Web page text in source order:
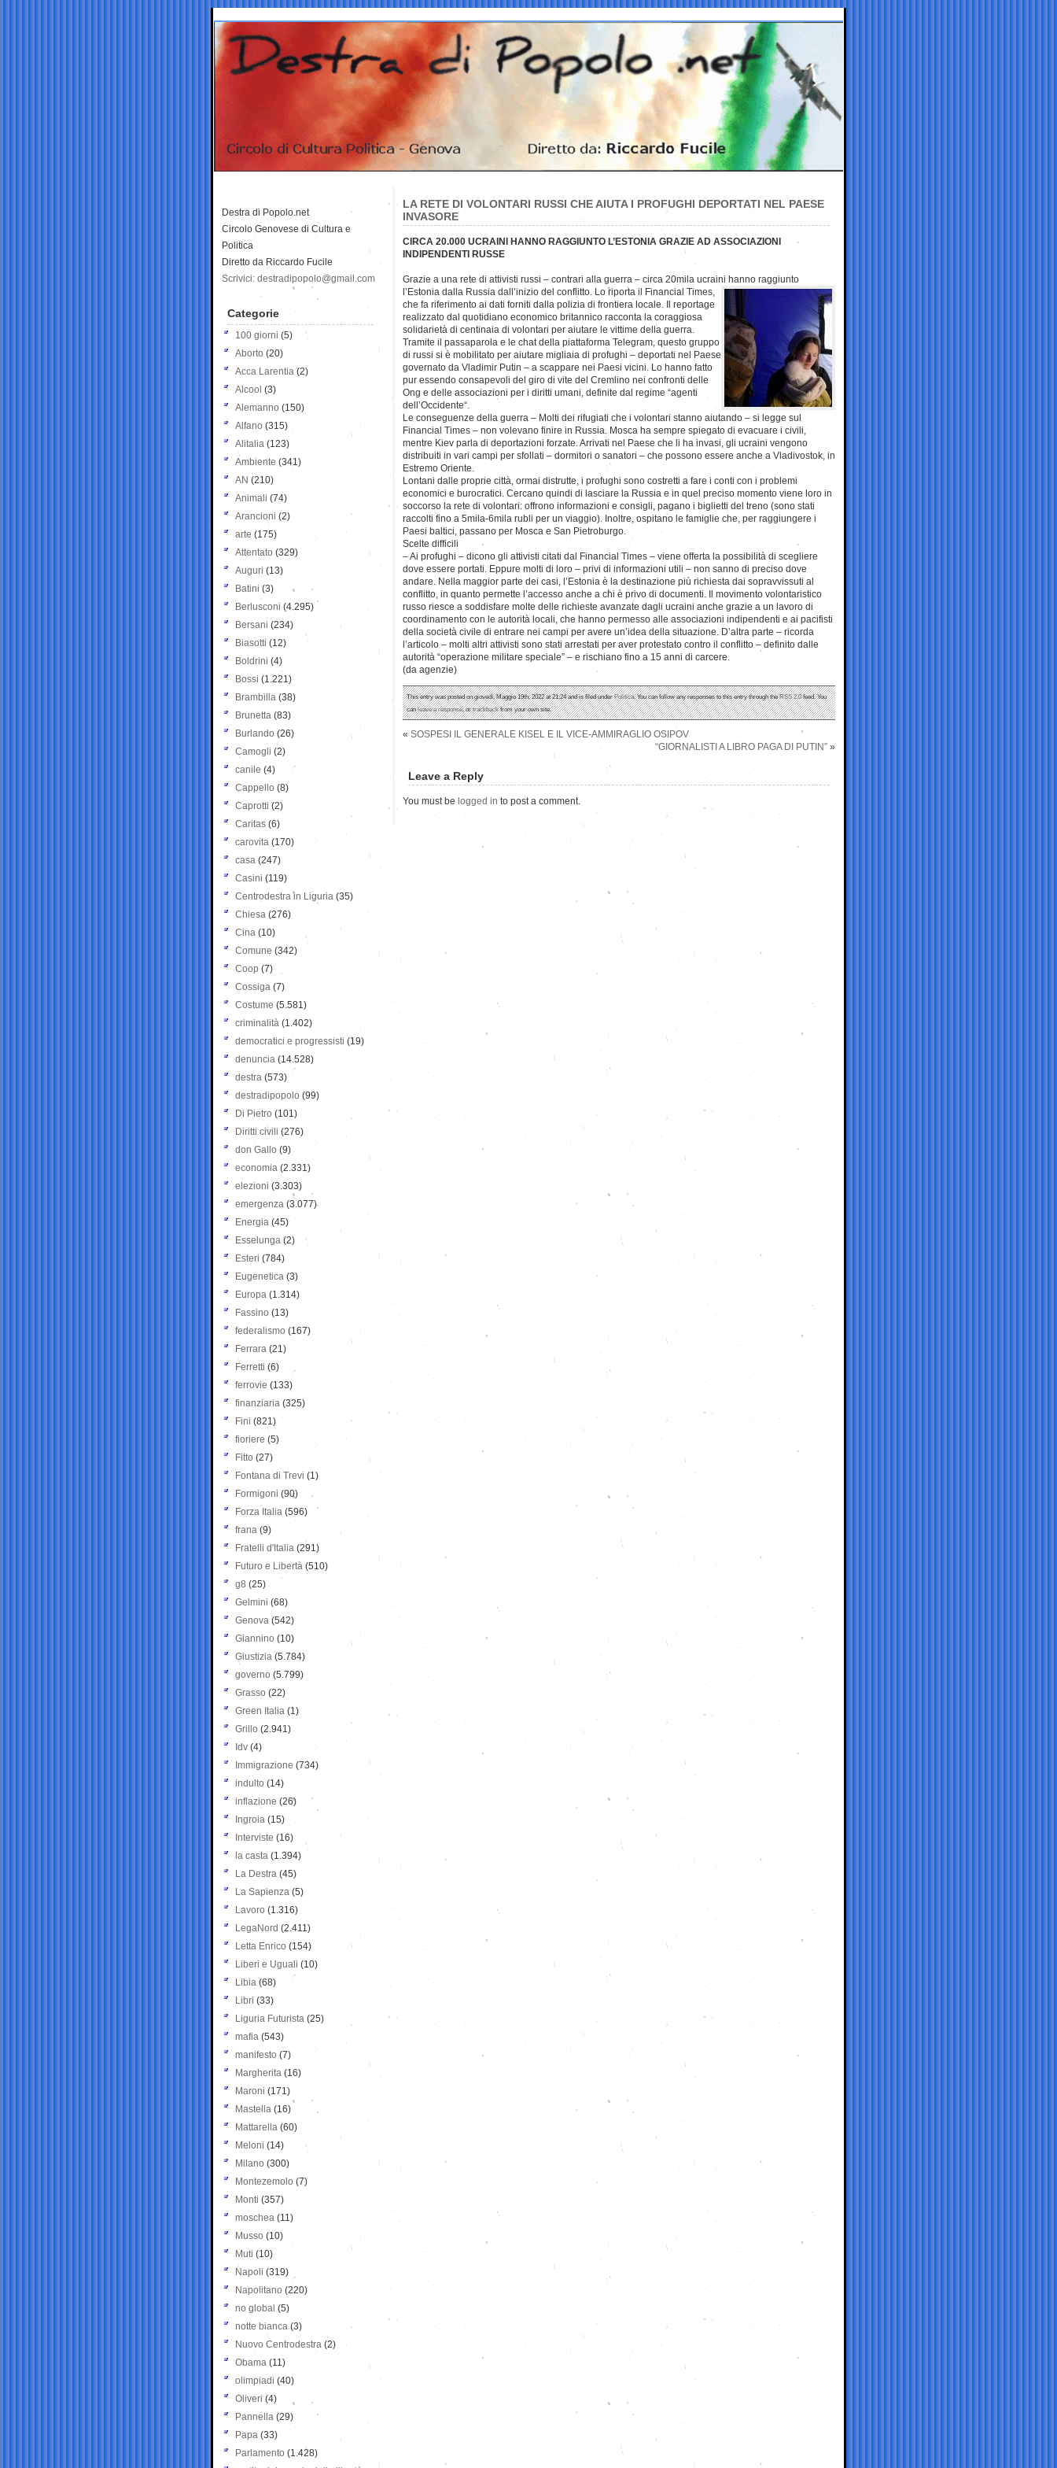
LA RETE DI VOLONTARI RUSSI CHE AIUTA I PROFUGHI DEPORTATI NEL PAESE
INVASORE
CIRCA 20.000 UCRAINI HANNO RAGGIUNTO L’ESTONIA GRAZIE AD ASSOCIAZIONI
INDIPENDENTI RUSSE
Grazie a una rete di attivisti russi – contrari alla guerra – circa 20mila ucraini hanno raggiunto
l’Estonia dalla Russia dall’inizio del conflitto. Lo riporta il Financial Times,
che fa riferimento ai dati forniti dalla polizia di frontiera locale. Il reportage
realizzato dal quotidiano economico britannico racconta la coraggiosa
solidarietà di centinaia di volontari per aiutare le vittime della guerra.
Tramite il passaparola e le chat della piattaforma Telegram, questo gruppo
di russi si è mobilitato per aiutare migliaia di profughi – deportati nel Paese
governato da Vladimir Putin – a scappare nei Paesi vicini. Lo hanno fatto
pur essendo consapevoli del giro di vite del Cremlino nei confronti delle
Ong e delle associazioni per i diritti umani, definite dal regime “agenti
dell’Occidente“.
Le conseguenze della guerra – Molti dei rifugiati che i volontari stanno aiutando – si legge sul
Financial Times – non volevano finire in Russia. Mosca ha sempre spiegato di evacuare i civili,
mentre Kiev parla di deportazioni forzate. Arrivati nel Paese che li ha invasi, gli ucraini vengono
distribuiti in vari campi per sfollati – dormitori o sanatori – che possono essere anche a Vladivostok, in
Estremo Oriente.
Lontani dalle proprie città, ormai distrutte, i profughi sono costretti a fare i conti con i problemi
economici e burocratici. Cercano quindi di lasciare la Russia e in quel preciso momento viene loro in
soccorso la rete di volontari: offrono informazioni e consigli, pagano i biglietti del treno (sono stati
raccolti fino a 5mila-6mila rubli per un viaggio). Inoltre, ospitano le famiglie che, per raggiungere i
Paesi baltici, passano per Mosca e San Pietroburgo.
Scelte difficili
– Ai profughi – dicono gli attivisti citati dal Financial Times – viene offerta la possibilità di scegliere
dove essere portati. Eppure molti di loro – privi di informazioni utili – non sanno di preciso dove
andare. Nella maggior parte dei casi, l’Estonia è la destinazione più richiesta dai sopravvissuti al
conflitto, in quanto permette l’accesso anche a chi è privo di documenti. Il movimento volontaristico
russo riesce a soddisfare molte delle richieste avanzate dagli ucraini anche grazie a un lavoro di
coordinamento con le autorità locali, che hanno permesso alle associazioni indipendenti e ai pacifisti
della società civile di entrare nei campi per avere un’idea della situazione. D’altra parte – ricorda
l’articolo – molti altri attivisti sono stati arrestati per aver protestato contro il conflitto – definito dalle
autorità “operazione militare speciale” – e rischiano fino a 15 anni di carcere.
(da agenzie)
This entry was posted on giovedì, Maggio 19th, 2022 at 21:24 and is filed underPolitica. You can follow any responses to this entry through theRSS 2.0feed. You
canleave a response, ortrackbackfrom your own site.
« SOSPESI IL GENERALE KISEL E IL VICE-AMMIRAGLIO OSIPOV
“GIORNALISTI A LIBRO PAGA DI PUTIN” »
Leave a Reply
You must be logged in to post a comment.
Destra di Popolo.net
Circolo Genovese di Cultura e
Politica
Diretto da Riccardo Fucile
Scrivici: destradipopolo@gmail.com
Categorie
100 giorni (5)
Aborto (20)
Acca Larentia (2)
Alcool (3)
Alemanno (150)
Alfano (315)
Alitalia (123)
Ambiente (341)
AN (210)
Animali (74)
Arancioni (2)
arte (175)
Attentato (329)
Auguri (13)
Batini (3)
Berlusconi (4.295)
Bersani (234)
Biasotti (12)
Boldrini (4)
Bossi (1.221)
Brambilla (38)
Brunetta (83)
Burlando (26)
Camogli (2)
canile (4)
Cappello (8)
Caprotti (2)
Caritas (6)
carovita (170)
casa (247)
Casini (119)
Centrodestra in Liguria (35)
Chiesa (276)
Cina (10)
Comune (342)
Coop (7)
Cossiga (7)
Costume (5.581)
criminalità (1.402)
democratici e progressisti (19)
denuncia (14.528)
destra (573)
destradipopolo (99)
Di Pietro (101)
Diritti civili (276)
don Gallo (9)
economia (2.331)
elezioni (3.303)
emergenza (3.077)
Energia (45)
Esselunga (2)
Esteri (784)
Eugenetica (3)
Europa (1.314)
Fassino (13)
federalismo (167)
Ferrara (21)
Ferretti (6)
ferrovie (133)
finanziaria (325)
Fini (821)
fioriere (5)
Fitto (27)
Fontana di Trevi (1)
Formigoni (90)
Forza Italia (596)
frana (9)
Fratelli d'Italia (291)
Futuro e Libertà (510)
g8 (25)
Gelmini (68)
Genova (542)
Giannino (10)
Giustizia (5.784)
governo (5.799)
Grasso (22)
Green Italia (1)
Grillo (2.941)
Idv (4)
Immigrazione (734)
indulto (14)
inflazione (26)
Ingroia (15)
Interviste (16)
la casta (1.394)
La Destra (45)
La Sapienza (5)
Lavoro (1.316)
LegaNord (2.411)
Letta Enrico (154)
Liberi e Uguali (10)
Libia (68)
Libri (33)
Liguria Futurista (25)
mafia (543)
manifesto (7)
Margherita (16)
Maroni (171)
Mastella (16)
Mattarella (60)
Meloni (14)
Milano (300)
Montezemolo (7)
Monti (357)
moschea (11)
Musso (10)
Muti (10)
Napoli (319)
Napolitano (220)
no global (5)
notte bianca (3)
Nuovo Centrodestra (2)
Obama (11)
olimpiadi (40)
Oliveri (4)
Pannella (29)
Papa (33)
Parlamento (1.428)